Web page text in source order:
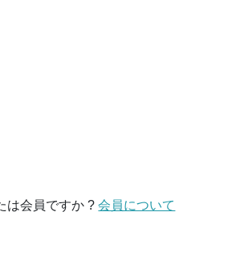
は会員ですか ?会員について